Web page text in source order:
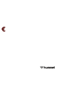
€